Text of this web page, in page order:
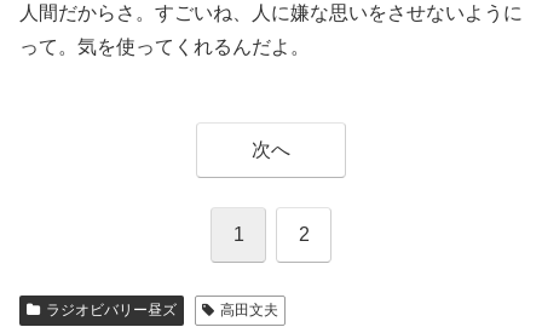
人間だからさ。すごいね、人に嫌な思いをさせないように
って。気を使ってくれるんだよ。
次へ
1 2
ラジオビバリー昼ズ 高田文夫